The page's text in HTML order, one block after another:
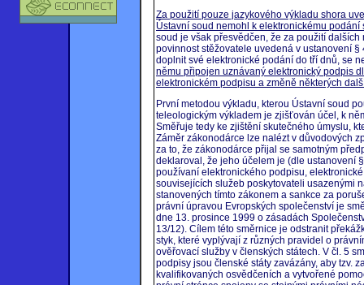
Za použití pouze jazykového výkladu shora
Ústavní soud nemohl k elektronickému
soud je však přesvědčen, že za použití
povinnost stěžovatele uvedená v ustanovení
doplnit své elektronické podání do tří dnů, se
němu připojen uznávaný elektronický podpis
elektronickém podpisu a změně některých
První metodou výkladu, kterou Ústavní soud
teleologickým výkladem je zjišťován účel, k
Směřuje tedy ke zjištění skutečného úmyslu,
Záměr zákonodárce lze nalézt v důvodových
za to, že zákonodárce přijal se samotným
deklaroval, že jeho účelem je (dle ustanovení
používaní elektronického podpisu,
souvisejících služeb poskytovateli usazenými
stanovených tímto zákonem a sankce za
právní úpravou Evropských společenství je
dne 13. prosince 1999 o zásadách
13/12). Cílem této směrnice je odstranit
styk, které vyplývají z různých pravidel o
ověřovací služby v členských státech. V čl. 5
podpisy jsou členské státy zavázány, aby tzv.
kvalifikovaných osvědčeních a vytvořené